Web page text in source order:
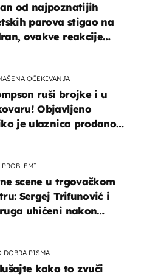
od najpoznatijih
parova stigao na
ovakve reakcije
OČEKIVANJA
ruši brojke i u
Objavljeno
je ulaznica prodano
PROBLEMI
scene u trgovačkom
Sergej Trifunović i
uhićeni nakon
DOBRA PISMA
kako to zvuči